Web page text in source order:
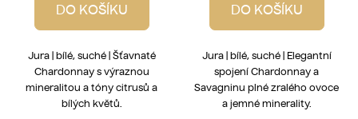
DO KOŠÍKU
Jura | bílé, suché | Šťavnaté
Chardonnay s výraznou
mineralitou a tóny citrusů a
bílých květů.
DO KOŠÍKU
Jura | bílé, suché | Elegantní
spojení Chardonnay a
Savagninu plné zralého ovoce
a jemné minerality.